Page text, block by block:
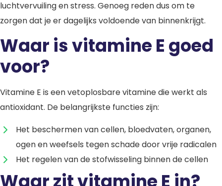
luchtvervuiling en stress. Genoeg reden dus om te
zorgen dat je er dagelijks voldoende van binnenkrijgt.
Waar is vitamine E goed
voor?
Vitamine E is een vetoplosbare vitamine die werkt als
antioxidant. De belangrijkste functies zijn:
Het beschermen van cellen, bloedvaten, organen,
ogen en weefsels tegen schade door vrije radicalen
Het regelen van de stofwisseling binnen de cellen